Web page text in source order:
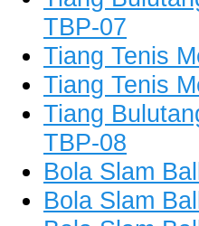
TBP-07
Tiang Tenis
Tiang Tenis
Tiang
TBP-08
Bola Slam
Bola Slam